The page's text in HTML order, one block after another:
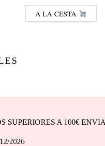
A LA CESTA
SUPERIORES A 100€
31/12/2026 Se